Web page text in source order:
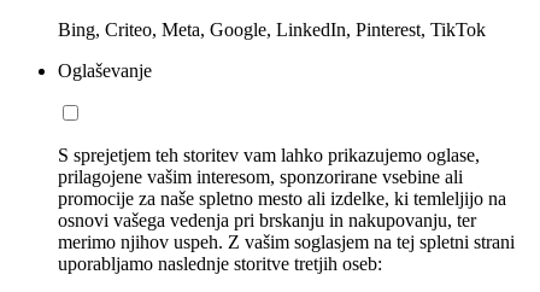
Bing, Criteo, Meta, Google, LinkedIn, Pinterest, TikTok
Oglaševanje
S sprejetjem teh storitev vam lahko prikazujemo oglase,
prilagojene vašim interesom, sponzorirane vsebine ali
promocije za naše spletno mesto ali izdelke, ki temleljijo na
osnovi vašega vedenja pri brskanju in nakupovanju, ter
merimo njihov uspeh. Z vašim soglasjem na tej spletni strani
uporabljamo naslednje storitve tretjih oseb: